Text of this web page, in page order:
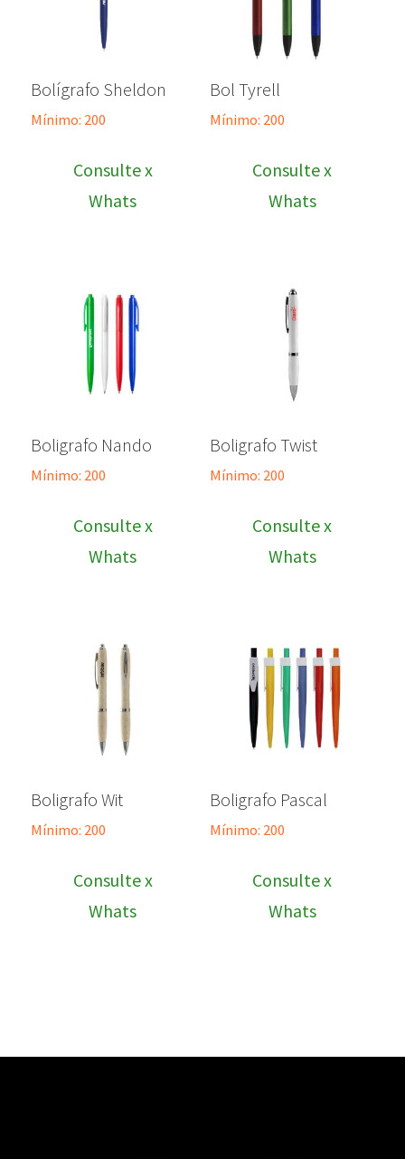
Bolígrafo Sheldon
Mínimo: 200
Consulte x
Whats
Bol Tyrell
Mínimo: 200
Consulte x
Whats
Boligrafo Nando
Mínimo: 200
Consulte x
Whats
Boligrafo Twist
Mínimo: 200
Consulte x
Whats
Boligrafo Wit
Mínimo: 200
Consulte x
Whats
Boligrafo Pascal
Mínimo: 200
Consulte x
Whats